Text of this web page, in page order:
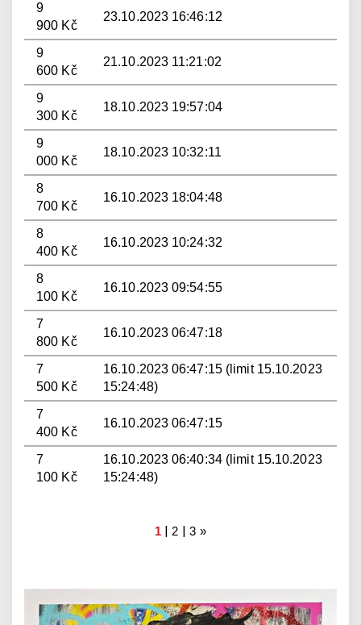
9
900 Kč
23.10.2023 16:46:12
9
600 Kč
21.10.2023 11:21:02
9
300 Kč
18.10.2023 19:57:04
9
000 Kč
18.10.2023 10:32:11
8
700 Kč
16.10.2023 18:04:48
8
400 Kč
16.10.2023 10:24:32
8
100 Kč
16.10.2023 09:54:55
7
800 Kč
16.10.2023 06:47:18
7
500 Kč
16.10.2023 06:47:15 (limit 15.10.2023
15:24:48)
7
400 Kč
16.10.2023 06:47:15
7
100 Kč
16.10.2023 06:40:34 (limit 15.10.2023
15:24:48)
1 |2 | 3 »